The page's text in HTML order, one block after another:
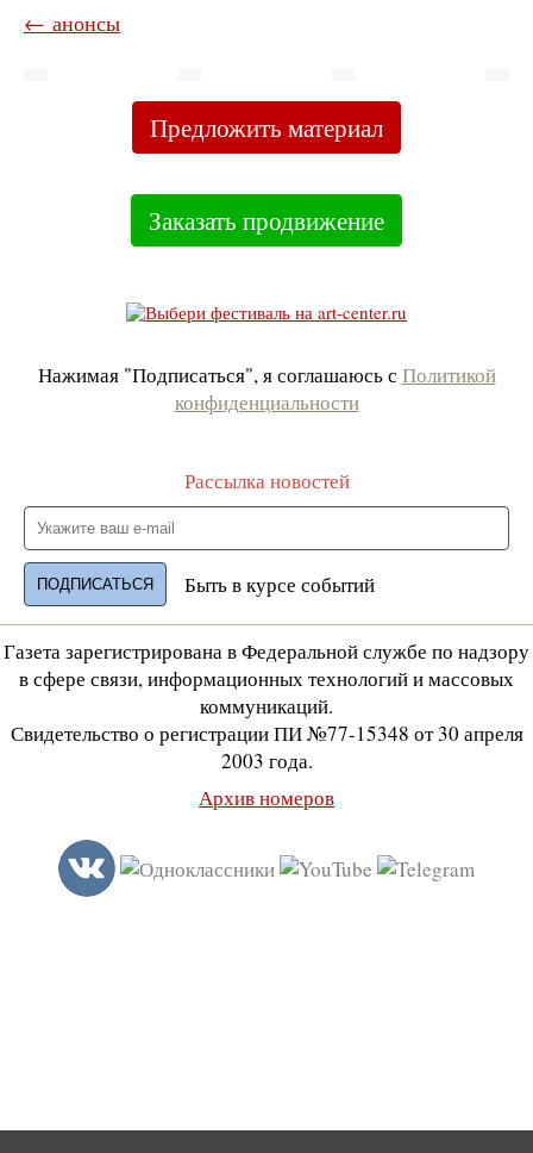
← анонсы
Предложить материал
Заказать продвижение
Нажимая "Подписаться", я соглашаюсь с Политикой
конфиденциальности
Рассылка новостей
Быть в курсе событий
Газета зарегистрирована в Федеральной службе по надзору
в сфере связи, информационных технологий и массовых
коммуникаций.
Свидетельство о регистрации ПИ №77-15348 от 30 апреля
2003 года.
Архив номеров